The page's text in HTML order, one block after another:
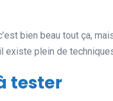
bien beau tout ça,
existe plein de
tester